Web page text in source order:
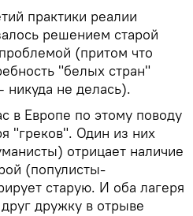
практики реалии
решением старой
(притом что
"белых стран"
не делась).
в Европе по этому поводу
"греков". Один из них
отрицает наличие
(популисты-
старую. И оба лагеря
дружку в отрыве